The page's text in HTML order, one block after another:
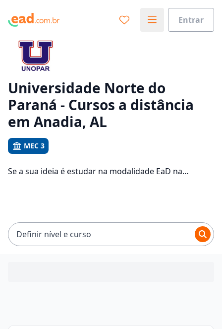
Entrar
Vamos te guiar no caminho ideal para seus estudos
Sim, já sei
Universidade Norte do
Paraná - Cursos a distância
em Anadia, AL
MEC 3
Se a sua ideia é estudar na modalidade EaD na
R$ 92,65 e R$ 214,58.
Definir nível e curso